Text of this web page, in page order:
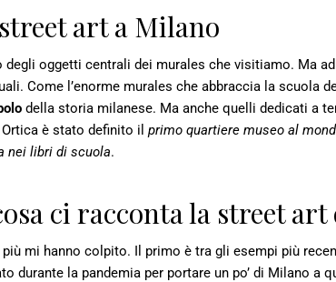
art a Milano
degli oggetti centrali dei murales che visitiamo. Ma
Come l’enorme murales che abbraccia la scuola
della storia milanese. Ma anche quelli dedicati a
è stato definito il primo quartiere museo al
nei libri di scuola.
ci racconta la street
mi hanno colpito. Il primo è tra gli esempi più
durante la pandemia per portare un po’ di Milano a